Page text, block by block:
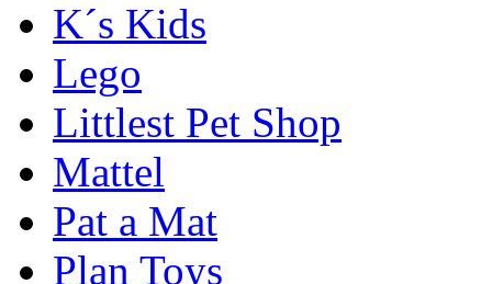
K´s Kids
Lego
Littlest Pet Shop
Mattel
Pat a Mat
Plan Toys